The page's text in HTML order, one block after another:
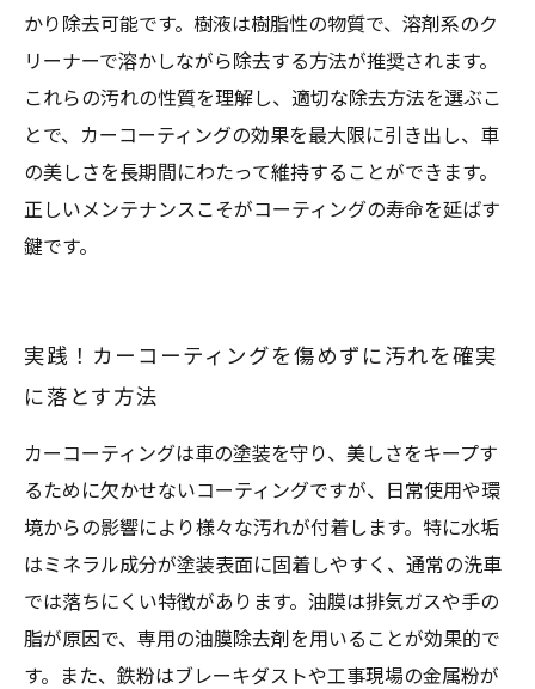
かり除去可能です。樹液は樹脂性の物質で、溶剤系のク
リーナーで溶かしながら除去する方法が推奨されます。
これらの汚れの性質を理解し、適切な除去方法を選ぶこ
とで、カーコーティングの効果を最大限に引き出し、車
の美しさを長期間にわたって維持することができます。
正しいメンテナンスこそがコーティングの寿命を延ばす
鍵です。
実践！カーコーティングを傷めずに汚れを確実
に落とす方法
カーコーティングは車の塗装を守り、美しさをキープす
るために欠かせないコーティングですが、日常使用や環
境からの影響により様々な汚れが付着します。特に水垢
はミネラル成分が塗装表面に固着しやすく、通常の洗車
では落ちにくい特徴があります。油膜は排気ガスや手の
脂が原因で、専用の油膜除去剤を用いることが効果的で
す。また、鉄粉はブレーキダストや工事現場の金属粉が